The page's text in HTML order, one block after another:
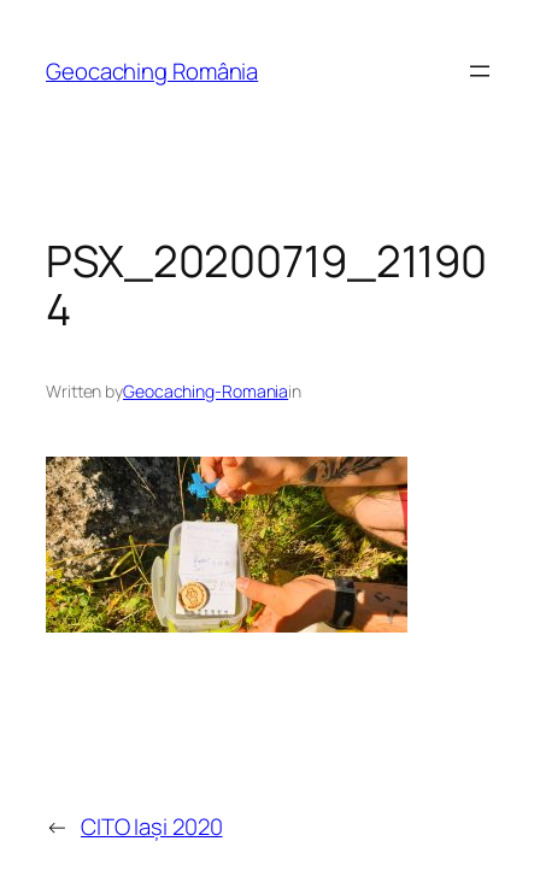
content
Geocaching România
PSX_20200719_21190
4
Written byGeocaching-Romaniain
← CITO Iași 2020